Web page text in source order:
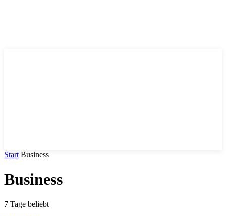
Start Business
Business
7 Tage beliebt